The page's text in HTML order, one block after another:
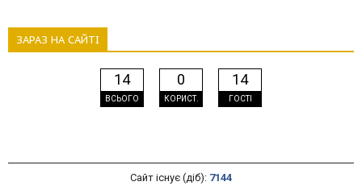
ЗАРАЗ НА САЙТІ
14
ВСЬОГО
0
КОРИСТ.
14
ГОСТІ
Сайт існує (діб): 7144